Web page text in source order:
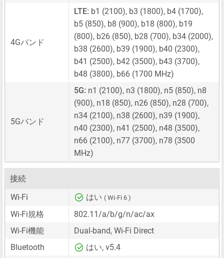
4Gバンド
LTE: b1 (2100), b3 (1800), b4 (1700),
b5 (850), b8 (900), b18 (800), b19
(800), b26 (850), b28 (700), b34 (2000),
b38 (2600), b39 (1900), b40 (2300),
b41 (2500), b42 (3500), b43 (3700),
b48 (3800), b66 (1700 MHz)
5Gバンド
5G: n1 (2100), n3 (1800), n5 (850), n8
(900), n18 (850), n26 (850), n28 (700),
n34 (2100), n38 (2600), n39 (1900),
n40 (2300), n41 (2500), n48 (3500),
n66 (2100), n77 (3700), n78 (3500
MHz)
接続
Wi-Fi
はい ( Wi-Fi 6 )
Wi-Fi規格
802.11/a/b/g/n/ac/ax
Wi-Fi機能
Dual-band, Wi-Fi Direct
Bluetooth
はい, v5.4